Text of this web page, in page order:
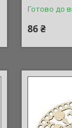
Готово до
86 ₴